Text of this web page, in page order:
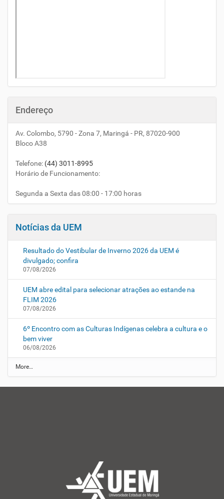
Endereço
Av. Colombo, 5790 - Zona 7, Maringá - PR, 87020-900
Bloco A38
Telefone: (44) 3011-8995
Horário de Funcionamento:
Segunda a Sexta das 08:00 - 17:00 horas
Notícias da UEM
Resultado do Vestibular de Inverno 2026 da UEM é
divulgado; confira
07/08/2026
UEM abre edital para selecionar atrações ao estande na
FLIM 2026
07/08/2026
6º Encontro com as Culturas Indígenas celebra a cultura e o
bem viver
06/08/2026
N
o
More…
Aumentar tamanho
Diminuir tamanho do